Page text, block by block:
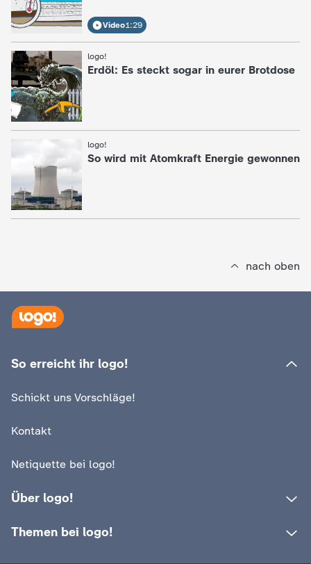
Video1:29
logo!
: Erdöl: Es steckt sogar in eurer Brotdose
logo!
So wird mit Atomkraft Energie gewonnen
nach oben
So erreicht ihr logo!
Schickt uns Vorschläge!
Kontakt
Netiquette bei logo!
Über logo!
Themen bei logo!